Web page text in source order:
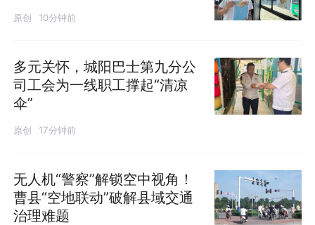
原创 10分钟前
多元关怀，城阳巴士第九分公
司工会为一线职工撑起“清凉
伞”
原创 17分钟前
无人机“警察”解锁空中视角！
曹县“空地联动”破解县域交通
治理难题